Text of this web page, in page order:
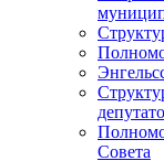
Совета